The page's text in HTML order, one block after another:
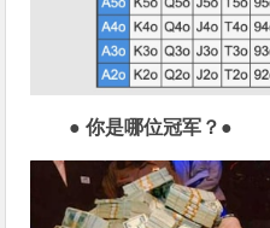
● 你是哪位冠军？●